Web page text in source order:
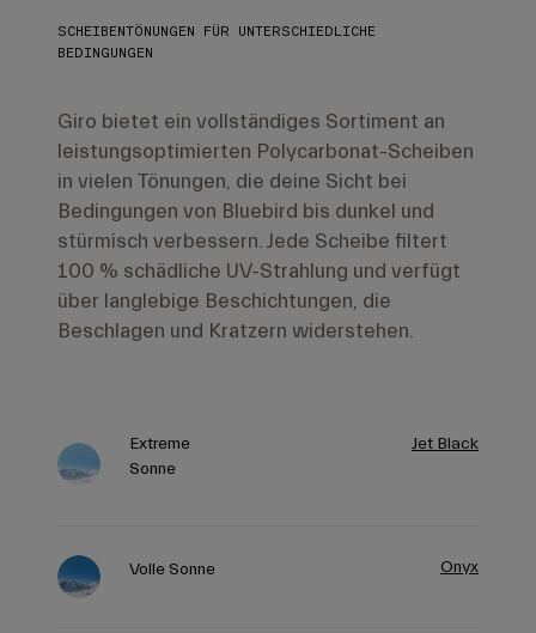
SCHEIBENTÖNUNGEN FÜR UNTERSCHIEDLICHE
BEDINGUNGEN
Giro bietet ein vollständiges Sortiment an
leistungsoptimierten Polycarbonat-Scheiben
in vielen Tönungen, die deine Sicht bei
Bedingungen von Bluebird bis dunkel und
stürmisch verbessern. Jede Scheibe filtert
100 % schädliche UV-Strahlung und verfügt
über langlebige Beschichtungen, die
Beschlagen und Kratzern widerstehen.
Extreme
Sonne
Jet Black
Volle Sonne Onyx